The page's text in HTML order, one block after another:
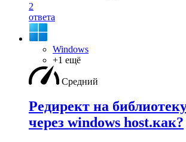
2
ответа
Windows
+1 ещё
Средний
Редирект на
через windows host.как?